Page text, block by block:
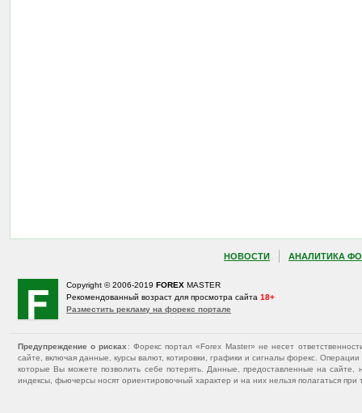
НОВОСТИ АНАЛИТИКА
Copyright © 2006-2019 FOREX MASTER
Рекомендованный возраст для просмотра сайта 18+
Разместить рекламу на форекс портале
Предупреждение о рисках : Форекс портал «Forex Master» не несет
сайте, включая данные, курсы валют, котировки, графики и сигналы форекс.
которые Вы можете позволить себе потерять. Данные, предоставленные на
индексы, фьючерсы носят ориентировочный характер и на них нельзя полагаться при